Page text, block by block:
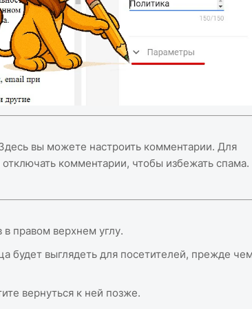
вы можете настроить комментарии. Для
комментарии, чтобы избежать спама.
в правом верхнем углу.
будет выглядеть для посетителей, прежде
вернуться к ней позже.